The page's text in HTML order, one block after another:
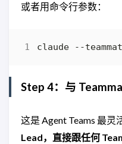
或者用命令行参数：
Step 4：与
这是 Agent Teams 最
Lead，直接跟任何